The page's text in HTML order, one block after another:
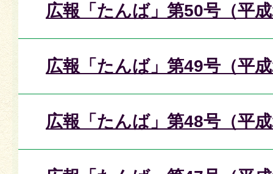
広報「たんば」第50号（平
広報「たんば」第49号（平
広報「たんば」第48号（平